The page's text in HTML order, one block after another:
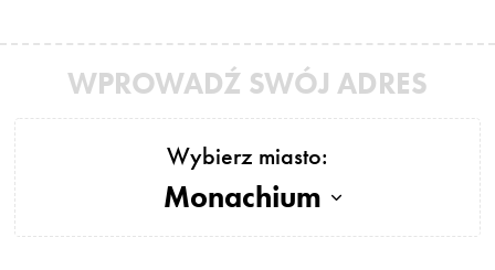
WPROWADŹ SWÓJ ADRES
Wybierz miasto:
Monachium